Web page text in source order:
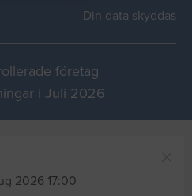
Din data skyddas
företag
i Juli 2026
2026 17:00